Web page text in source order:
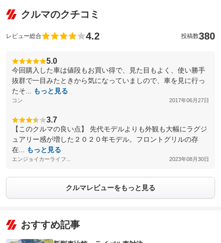
クルマのクチコミ
レビュー総合 4.2 投稿数380
5.0
今回購入した車は値段もお買い得で、見た目もよく、使い勝手
抜群で一目みたときから気になっていましので、車を見に行っ
たそ...
もっと見る
コン 2017年06月27日
3.7
【このクルマの良い点】 先代モデルよりも外観も大幅にラグジ
ュアリー感が増した２０２０年モデル。フロントグリルの存
在...
もっと見る
エンジョイカーライフ... 2023年08月30日
クルマレビューをもっと見る
おすすめ記事